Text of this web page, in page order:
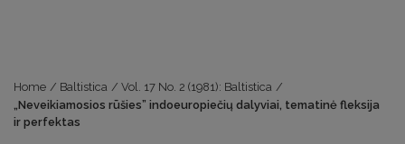
Home / Baltistica / Vol. 17 No. 2 (1981): Baltistica /
„Neveikiamosios rūšies” indoeuropiečių dalyviai, tematinė fleksija
ir perfektas